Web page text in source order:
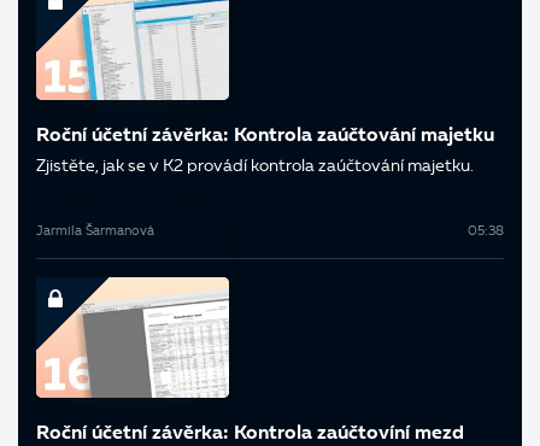
Roční účetní závěrka: Kontrola zaúčtování majetku
Zjistěte, jak se v K2 provádí kontrola zaúčtování majetku.
Jarmila Šarmanová 05:38
Roční účetní závěrka: Kontrola zaúčtovíní mezd